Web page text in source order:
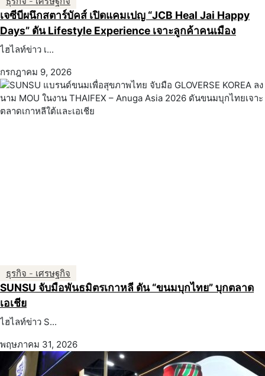
เจซีบีผนึกสตาร์บัคส์ เปิดแคมเปญ “JCB Heal Jai Happy
Days” ดัน Lifestyle Experience เจาะลูกค้าคนเมือง
ไฮไลท์ข่าว เ...
กรกฎาคม 9, 2026
ธุรกิจ - เศรษฐกิจ
SUNSU จับมือพันธมิตรเกาหลี ดัน “ขนมบุกไทย” บุกตลาด
เอเชีย
ไฮไลท์ข่าว S...
พฤษภาคม 31, 2026